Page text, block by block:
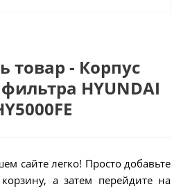
товар - Корпус
HYUNDAI
сайте легко! Просто добавьте
а затем перейдите на